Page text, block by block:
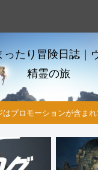
ったり冒険日誌｜
精霊の旅
はプロモーションが含まれ